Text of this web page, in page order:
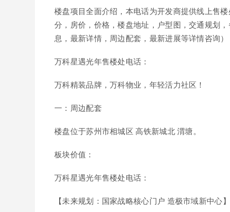
楼盘项目全面介绍，本电话为开发商提供线上售
分，房价，价格，楼盘地址，户型图，交通规划
息，最新详情，周边配套，最新进展等详情咨询）
万科星遇光年售楼处电话：
万科精装品牌，万科物业，年轻活力社区！
一：周边配套
楼盘位于苏州市相城区 高铁新城北 渭塘。
板块价值：
万科星遇光年售楼处电话：
【未来规划：国家战略核心门户 造极市域新中心】